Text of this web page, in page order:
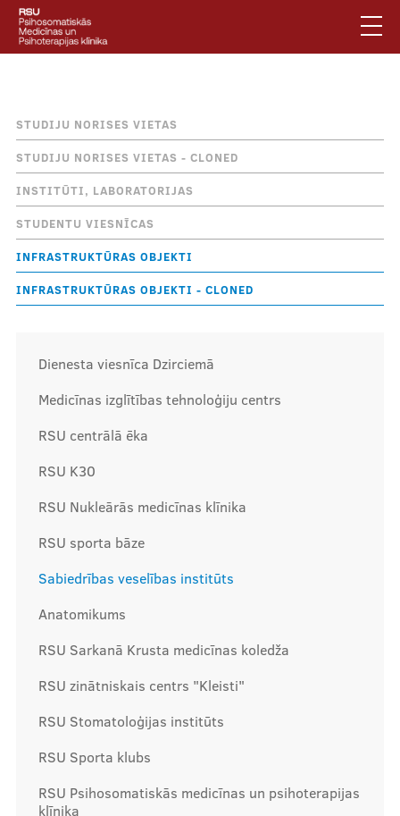
Pārlekt
galveno
saturu
Meklēt Mobile
augšējā
izvēlne
Jautājumi un atbildes
Privātuma politika
Vides pieejamība
Piesakies jaunumiem
Mobile
izvēlne
Pakalpojumi
Mūsu komanda
Cenas
Ārstniecības personām
Apmācības un kursi
Bālinta grupas
Klīnisko gadījumu apraksti
Atpakaļceļš
STUDIJU NORISES VIETAS
STUDIJU NORISES VIETAS - CLONED
INSTITŪTI, LABORATORIJAS
STUDENTU VIESNĪCAS
INFRASTRUKTŪRAS OBJEKTI
INFRASTRUKTŪRAS OBJEKTI - CLONED
Dienesta viesnīca Dzirciemā
Medicīnas izglītības tehnoloģiju centrs
RSU centrālā ēka
RSU K30
RSU Nukleārās medicīnas klīnika
RSU sporta bāze
Sabiedrības veselības institūts
Anatomikums
RSU Sarkanā Krusta medicīnas koledža
RSU zinātniskais centrs "Kleisti"
RSU Stomatoloģijas institūts
RSU Sporta klubs
RSU Psihosomatiskās medicīnas un psihoterapijas
klīnika